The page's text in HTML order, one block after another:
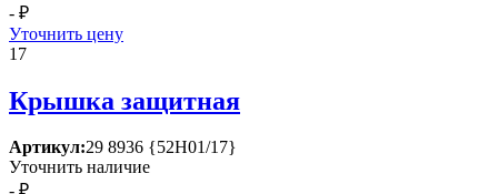
- ₽
Уточнить цену
17
Крышка защитная
Артикул:29 8936 {52Н01/17}
Уточнить наличие